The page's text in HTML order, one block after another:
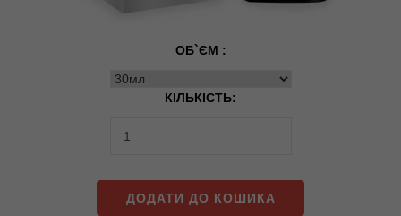
ОБ`ЄМ :
КІЛЬКІСТЬ:
ДОДАТИ ДО КОШИКА